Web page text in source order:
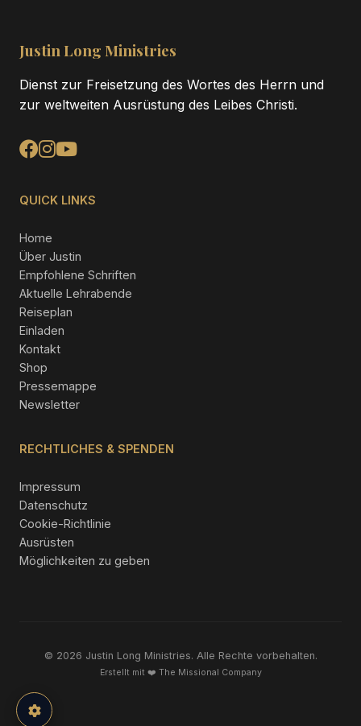
Justin Long Ministries
Dienst zur Freisetzung des Wortes des Herrn und
zur weltweiten Ausrüstung des Leibes Christi.
QUICK LINKS
Home
Über Justin
Empfohlene Schriften
Aktuelle Lehrabende
Reiseplan
Einladen
Kontakt
Shop
Pressemappe
Newsletter
RECHTLICHES & SPENDEN
Impressum
Datenschutz
Cookie-Richtlinie
Ausrüsten
Möglichkeiten zu geben
© 2026 Justin Long Ministries. Alle Rechte vorbehalten.
Erstellt mit ❤️ The Missional Company